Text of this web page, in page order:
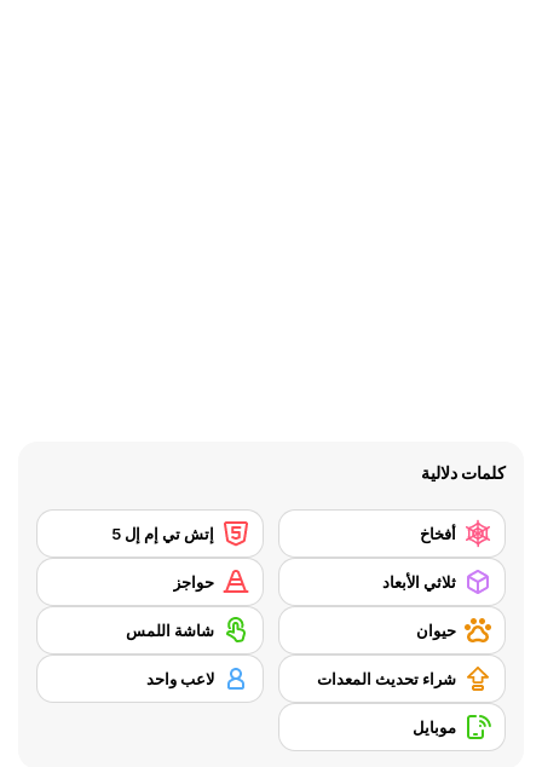
كلمات دلالية
أفخاخ إتش تي إم إل 5
ثلاثي الأبعاد حواجز
حيوان شاشة اللمس
شراء تحديث المعدات لاعب واحد
موبايل